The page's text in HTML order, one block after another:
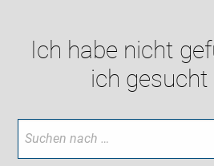
Ich habe nicht
ich gesucht